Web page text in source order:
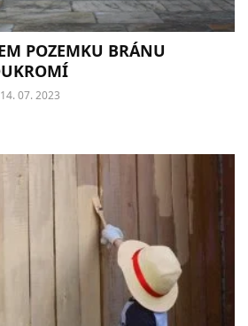
POZEMKU BRÁNU
14. 07. 2023